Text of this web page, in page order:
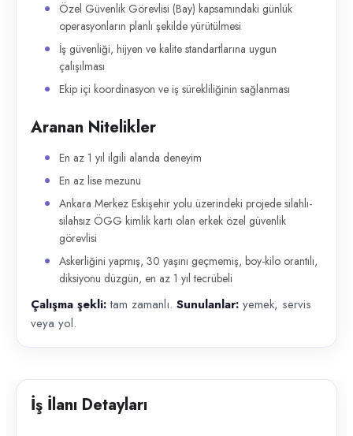
Özel Güvenlik Görevlisi (Bay) kapsamındaki günlük
operasyonların planlı şekilde yürütülmesi
İş güvenliği, hijyen ve kalite standartlarına uygun
çalışılması
Ekip içi koordinasyon ve iş sürekliliğinin sağlanması
Aranan Nitelikler
En az 1 yıl ilgili alanda deneyim
En az lise mezunu
Ankara Merkez Eskişehir yolu üzerindeki projede silahlı-
silahsız ÖGG kimlik kartı olan erkek özel güvenlik
görevlisi
Askerliğini yapmış, 30 yaşını geçmemiş, boy-kilo orantılı,
diksiyonu düzgün, en az 1 yıl tecrübeli
Çalışma şekli:tam zamanlı. Sunulanlar: yemek, servis
veya yol.
İş İlanı Detayları